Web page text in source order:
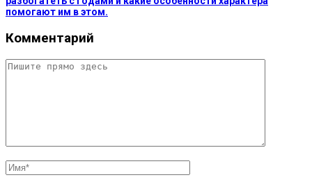
помогают им в этом.
Комментарий